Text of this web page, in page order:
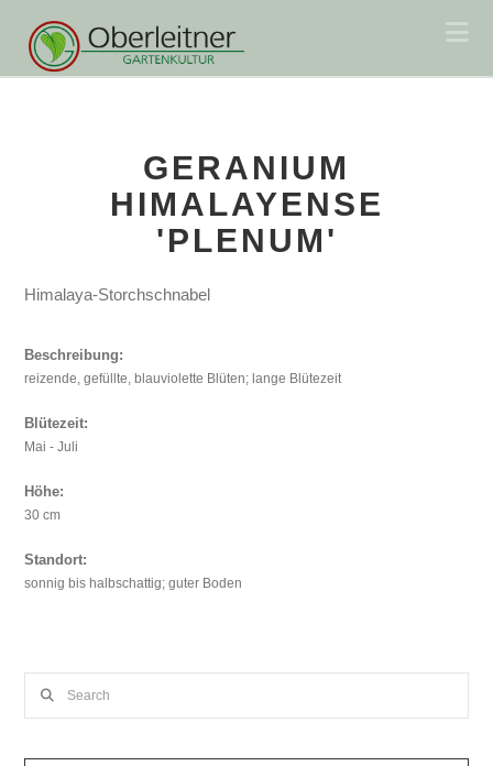
GERANIUM
HIMALAYENSE
'PLENUM'
Himalaya-Storchschnabel
Beschreibung:
reizende, gefüllte, blauviolette Blüten; lange Blütezeit
Blütezeit:
Mai - Juli
Höhe:
30 cm
Standort:
sonnig bis halbschattig; guter Boden